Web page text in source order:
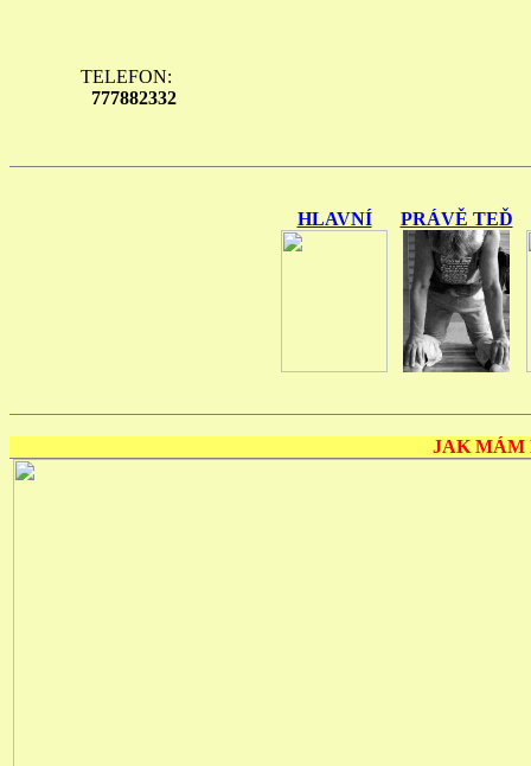
TELEFON:
777882332
HLAVNÍ PRÁVĚ TEĎ
JAK MÁM